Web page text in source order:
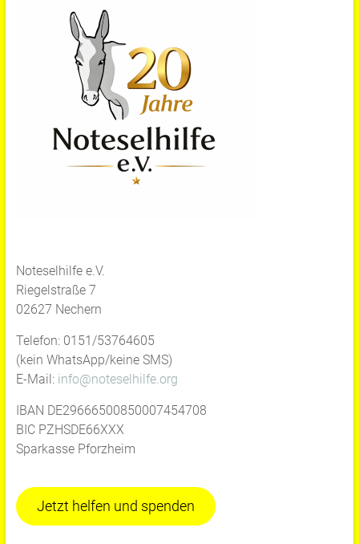
Noteselhilfe e.V.
Riegelstraße 7
02627 Nechern
Telefon: 0151/53764605
(kein WhatsApp/keine SMS)
E-Mail: info@noteselhilfe.org
IBAN DE29666500850007454708
BIC PZHSDE66XXX
Sparkasse Pforzheim
Jetzt helfen und spenden